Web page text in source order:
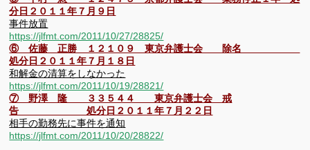
分日２０１１年７月９日
事件放置
https://jlfmt.com/2011/10/27/28825/
⑥ 佐藤 正勝 １２１０９ 東京弁護士会 除名
処分日２０１１年７月１８日
和解金の清算をしなかった
https://jlfmt.com/2011/10/19/28821/
⑦ 野澤 隆 ３３５４４ 東京弁護士会 戒
告 処分日２０１１年７月２２日
相手の勤務先に事件を通知
https://jlfmt.com/2011/10/20/28822/